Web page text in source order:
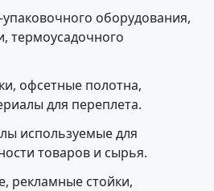
оборудования,
термоусадочного
офсетные полотна,
для переплета.
используемые для
товаров и сырья.
рекламные стойки,